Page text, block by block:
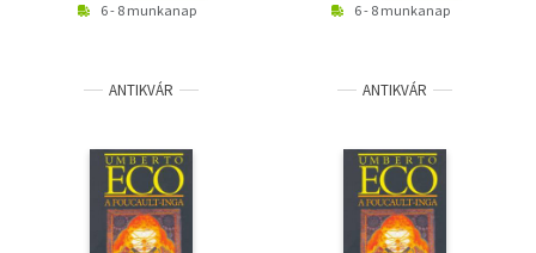
6 - 8 munkanap 6 - 8 munkanap
ANTIKVÁR ANTIKVÁR